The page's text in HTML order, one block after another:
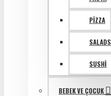
PIZZA
SALADS
SUSHI
BEBEK VE ÇOCUK